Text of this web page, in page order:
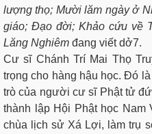
lượng thọ; Mười lăm ngày ở
giáo; Đạo đời; Khảo cứu về
Lăng Nghiêm đang viết dở7.
Cư sĩ Chánh Trí Mai Thọ
trọng cho hàng hậu học. Đó
trò của người cư sĩ Phật tử
thành lập Hội Phật học
chùa lịch sử Xá Lợi, làm trụ